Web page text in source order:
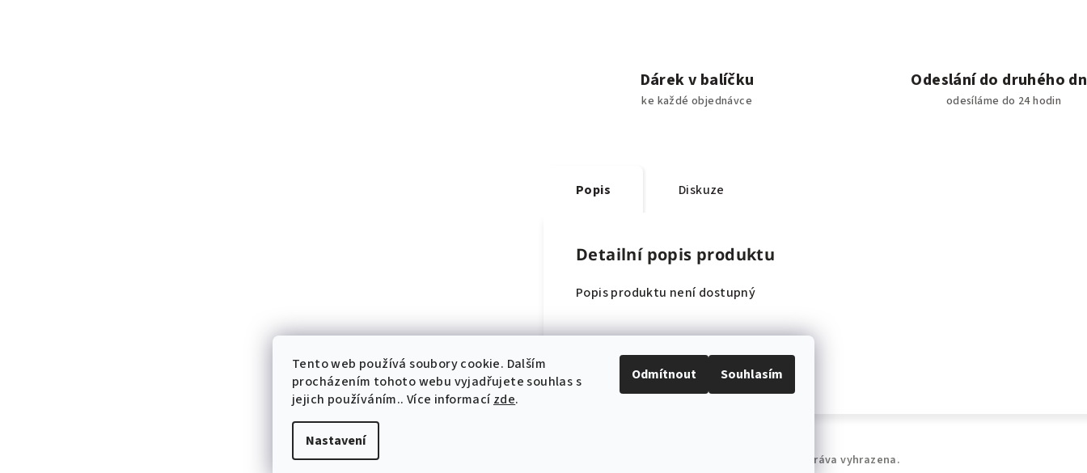
Tento web používá soubory cookie. Dalším
procházením tohoto webu vyjadřujete souhlas s
jejich používáním.. Více informacízde.
Nastavení
Odmítnout Souhlasím
Dárek v balíčku
ke každé objednávce
Odeslání do druhého
odesíláme do 24 hodin
Popis Diskuze
Detailní popis produktu
Popis produktu není dostupný
. Všechna práva vyhrazena.